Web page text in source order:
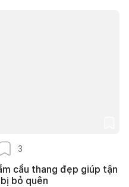
3
cầu thang đẹp giúp tận
bỏ quên